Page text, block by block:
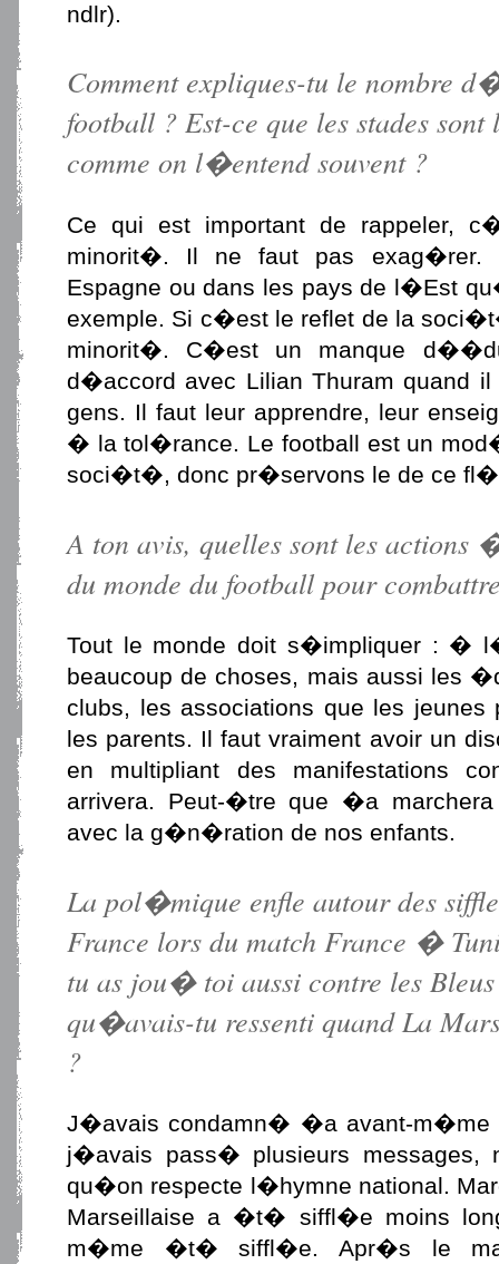
ndlr).
Comment expliques-tu le nombre
football ? Est-ce que les stades
comme on l�entend souvent ?
Ce qui est important de rappeler,
minorit�. Il ne faut pas exag�rer.
Espagne ou dans les pays de l�Est
exemple. Si c�est le reflet de la
minorit�. C�est un manque
d�accord avec Lilian Thuram quand
gens. Il faut leur apprendre, leur
� la tol�rance. Le football est un
soci�t�, donc pr�servons le de ce
A ton avis, quelles sont les actions
du monde du football pour
Tout le monde doit s�impliquer : �
beaucoup de choses, mais aussi les
clubs, les associations que les
les parents. Il faut vraiment avoir un
en multipliant des manifestations
arrivera. Peut-�tre que �a
avec la g�n�ration de nos enfants.
La pol�mique enfle autour des
France lors du match France �
tu as jou� toi aussi contre les
qu�avais-tu ressenti quand La
?
J�avais condamn� �a avant-m�me
j�avais pass� plusieurs messages,
qu�on respecte l�hymne national.
Marseillaise a �t� siffl�e moins
m�me �t� siffl�e. Apr�s le